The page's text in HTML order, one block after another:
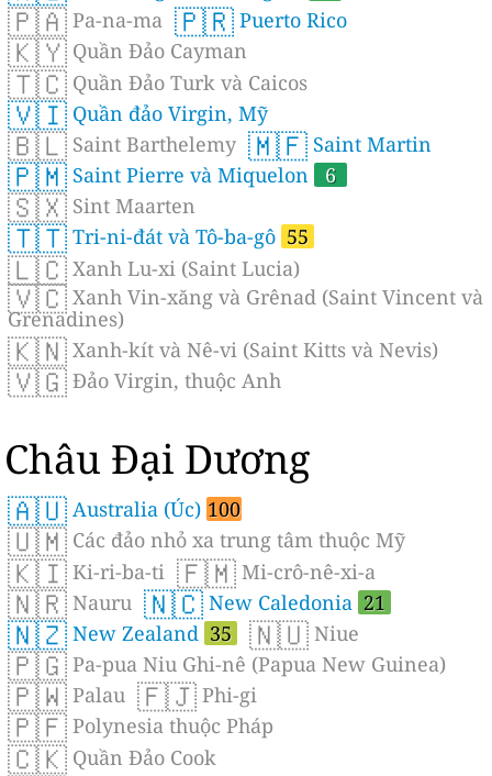
🇵🇦 Pa-na-ma 🇵🇷 Puerto Rico
🇰🇾 Quần Đảo Cayman
🇹🇨 Quần Đảo Turk và Caicos
🇻🇮 Quần đảo Virgin, Mỹ
🇧🇱 Saint Barthelemy 🇲🇫 Saint Martin
🇵🇲 Saint Pierre và Miquelon 6
🇸🇽 Sint Maarten
🇹🇹 Tri-ni-đát và Tô-ba-gô 55
🇱🇨 Xanh Lu-xi (Saint Lucia)
🇻🇨 Xanh Vin-xăng và Grênad (Saint Vincent và
Grenadines)
🇰🇳 Xanh-kít và Nê-vi (Saint Kitts và Nevis)
🇻🇬 Đảo Virgin, thuộc Anh
Châu Đại Dương
🇦🇺 Australia (Úc) 100
🇺🇲 Các đảo nhỏ xa trung tâm thuộc Mỹ
🇰🇮 Ki-ri-ba-ti 🇫🇲 Mi-crô-nê-xi-a
🇳🇷 Nauru 🇳🇨 New Caledonia 21
🇳🇿 New Zealand 35 🇳🇺 Niue
🇵🇬 Pa-pua Niu Ghi-nê (Papua New Guinea)
🇵🇼 Palau 🇫🇯 Phi-gi
🇵🇫 Polynesia thuộc Pháp
🇨🇰 Quần Đảo Cook